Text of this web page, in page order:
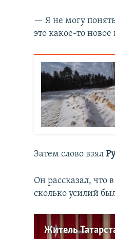
— Я не могу
это какое-то
Затем слово взял
Он рассказал, что
сколько усилий
Житель